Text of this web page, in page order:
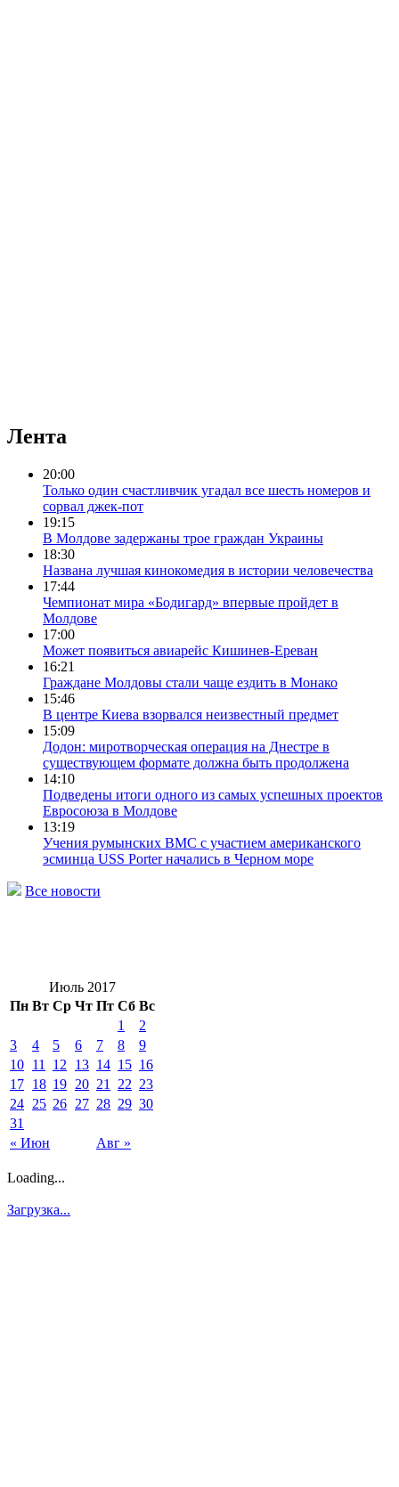
Лента
20:00
Только один счастливчик угадал все шесть номеров и
сорвал джек-пот
19:15
В Молдове задержаны трое граждан Украины
18:30
Названа лучшая кинокомедия в истории человечества
17:44
Чемпионат мира «Бодигард» впервые пройдет в
Молдове
17:00
Может появиться авиарейс Кишинев-Ереван
16:21
Граждане Молдовы стали чаще ездить в Монако
15:46
В центре Киева взорвался неизвестный предмет
15:09
Додон: миротворческая операция на Днестре в
существующем формате должна быть продолжена
14:10
Подведены итоги одного из самых успешных проектов
Евросоюза в Молдове
13:19
Учения румынских ВМС с участием американского
эсминца USS Porter начались в Черном море
Все новости
Июль 2017
Пн Вт Ср Чт Пт Сб Вс
« Июн Авг »
1
2
3
4 5 6 7 8
9
10 11 12 13 14 15 16
17 18 19 20 21 22 23
24 25 26 27 28 29 30
31
Loading...
Загрузка...